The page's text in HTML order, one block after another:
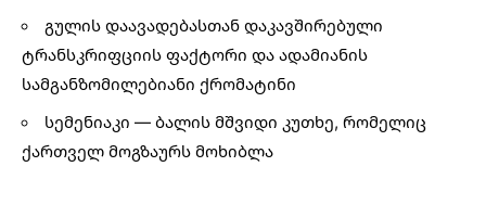
გულის დაავადებასთან დაკავშირებული
ტრანსკრიფციის ფაქტორი და ადამიანის
სამგანზომილებიანი ქრომატინი
სემენიაკი — ბალის მშვიდი კუთხე, რომელიც
ქართველ მოგზაურს მოხიბლა